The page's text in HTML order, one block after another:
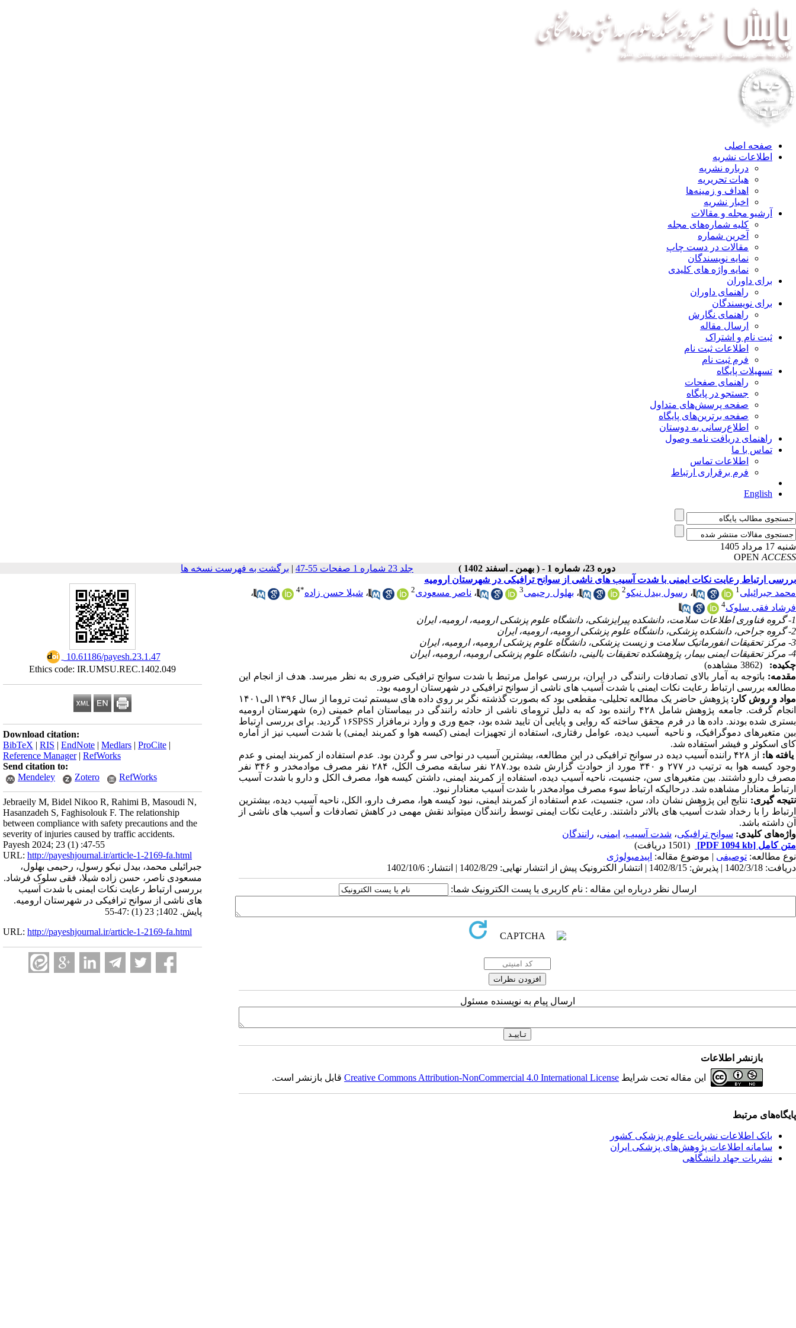
صفحه اصلی
اطلاعات نشریه
درباره نشریه
هیات تحریریه
اهداف و زمینه‌ها
اخبار نشریه
آرشیو مجله و مقالات
کلیه شماره‌های مجله
آخرین شماره
مقالات در دست چاپ
نمایه نویسندگان
نمایه واژه های کلیدی
برای داوران
راهنمای داوران
برای نویسندگان
راهنمای نگارش
ارسال مقاله
ثبت نام و اشتراک
اطلاعات ثبت نام
فرم ثبت نام
تسهیلات پایگاه
راهنمای صفحات
جستجو در پایگاه
صفحه پرسش‌های متداول
صفحه برترین‌های پایگاه
اطلاع‌رسانی به دوستان
راهنمای دریافت نامه وصول
تماس با ما
اطلاعات تماس
فرم برقراری ارتباط
English
شنبه 17 مرداد 1405
OPEN ACCESS
دوره 23، شماره 1 - ( بهمن ـ اسفند 1402 )
جلد 23 شماره 1 صفحات 55-47 | برگشت به فهرست نسخه ها
‎ 10.61186/payesh.23.1.47
Ethics code: IR.UMSU.REC.1402.049
Download citation:
BibTeX | RIS | EndNote | Medlars | ProCite |
Reference Manager| RefWorks
Send citation to:
Mendeley
Zotero RefWorks
Jebraeily M, Bidel Nikoo R, Rahimi B, Masoudi N,
Hasanzadeh S, Faghisolouk F. The relationship
between compliance with safety precautions and the
severity of injuries caused by traffic accidents.
Payesh 2024; 23 (1) :47-55
URL: http://payeshjournal.ir/article-1-2169-fa.html
جبرائیلی محمد، بیدل نیکو رسول، رحیمی بهلول،
مسعودی ناصر، حسن زاده شیلا، فقی سلوک فرشاد.
بررسی ارتباط رعایت نکات ایمنی با شدت آسیب
های ناشی از سوانح ترافیکی در شهرستان ارومیه.
پایش. 1402; 23 (1) :47-55
URL: http://payeshjournal.ir/article-1-2169-fa.html
بررسی ارتباط رعایت نکات ایمنی با شدت آسیب های ناشی از سوانح ترافیکی در شهرستان ارومیه
محمد جبرائیلی1 ، رسول بیدل نیکو2 ، بهلول رحیمی3 ، ناصر مسعودی2 ، شیلا حسن زاده*
4
،
فرشاد فقی سلوک4
1- گروه فناوری اطلاعات سلامت، دانشکده پیرایزشکی، دانشگاه علوم پزشکی ارومیه، ارومیه، ایران
2- گروه جراحی، دانشکده پزشکی، دانشگاه علوم پزشکی ارومیه، ارومیه، ایران
3- مرکز تحقیقات انفورماتیک سلامت و زیست پزشکی، دانشگاه علوم پزشکی ارومیه، ارومیه، ایران
4- مرکز تحقیقات ایمنی بیمار، پژوهشکده تحقیقات بالینی، دانشگاه علوم پزشکی ارومیه، ارومیه، ایران
چکیده:
(3862 مشاهده)
مقدمه: باتوجه به آمار بالای تصادفات رانندگی در ایران، بررسی عوامل مرتبط با شدت سوانح ترافیکی ضروری به نظر می­رسد. هدف از انجام این
مطالعه بررسی ارتباط رعایت نکات ایمنی با شدت آسیب­ های ناشی از سوانح ترافیکی در شهرستان ارومیه بود.
مواد و روش­ کار:
پژوهش حاضر یک مطالعه تحلیلی- مقطعی بود که بصورت گذشته نگر بر روی داده­ های سیستم ثبت تروما از سال ۱۳۹۶ الی۱۴۰۱
انجام گرفت. جامعه پژوهش شامل ۴۲۸ راننده بود که به دلیل ترومای ناشی از حادثه رانندگی در بیماستان امام خمینی (ره) شهرستان ارومیه
بستری شده بودند. داده­ ها در فرم محقق ساخته که روایی و پایایی آن تایید شده بود، جمع­ وری و وارد نرم­افزار SPSS
۱۶ گردید. برای بررسی ارتباط
بین متغیرهای دموگرافیک، و ناحیه­ آسیب دیده، عوامل رفتاری، استفاده از تجهیزات ایمنی (کیسه هوا و کمربند ایمنی) با شدت آسیب نیز از آماره
کای اسکوئر و فیشر استفاده شد.
یافته ها:
از ۴۲۸ راننده آسیب دیده در سوانح ترافیکی در این مطالعه، بیشترین آسیب در نواحی سر و گردن بود. عدم استفاده از کمربند ایمنی و عدم
وجود کیسه هوا به ترتیب در ۲۷۷ و ۳۴۰ مورد از حوادث گزارش شده بود.۲۸۷ نفر سابقه مصرف الکل، ۲۸۴ نفر مصرف موادمخدر و ۳۴۶ نفر
مصرف دارو داشتند. بین متغیرهای سن، جنسیت، ناحیه­­ آسیب دیده، استفاده از کمربند ایمنی، داشتن کیسه هوا، مصرف الکل و دارو با شدت آسیب
ارتباط معنادار مشاهده شد. درحالیکه ارتباط سوء مصرف موادمخدر با شدت آسیب معنادار نبود.
نتیجه گیری: نتایج این پژوهش نشان داد، سن، جنسیت، عدم استفاده از کمربند ایمنی، نبود کیسه هوا، مصرف دارو، الکل، ناحیه­ آسیب دیده، بیشترین
ارتباط را با رخداد شدت آسیب­ های بالاتر داشتند. رعایت نکات ایمنی توسط رانندگان می­تواند نقش مهمی در کاهش تصادفات و آسیب­ های ناشی از
آن داشته باشد.
واژه‌های کلیدی: سوانح ترافیکی، شدت آسیب، ایمنی، رانندگان
متن کامل [PDF 1094 kb]
(1501 دریافت)
نوع مطالعه: توصیفی | موضوع مقاله: اپیدمیولوژی
دریافت: 1402/3/18 | پذیرش: 1402/8/15 | انتشار الکترونیک پیش از انتشار نهایی: 1402/8/29 | انتشار: 1402/10/6
ارسال نظر درباره این مقاله : نام کاربری یا پست الکترونیک شما:
ارسال پیام به نویسنده مسئول
بازنشر اطلاعات
این مقاله تحت شرایط Creative Commons Attribution-NonCommercial 4.0 International Licenseقابل بازنشر است.
پایگاه‌های مرتبط
بانک اطلاعات نشریات علوم پزشکی کشور
سامانه اطلاعات پژوهش‌های پزشکی ایران
نشریات جهاد دانشگاهی